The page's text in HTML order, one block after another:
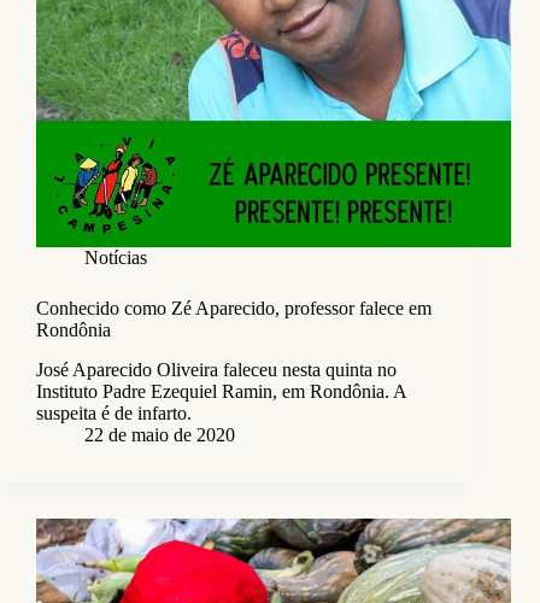
Notícias
Conhecido como Zé Aparecido, professor falece em
Rondônia
José Aparecido Oliveira faleceu nesta quinta no
Instituto Padre Ezequiel Ramin, em Rondônia. A
suspeita é de infarto.
22 de maio de 2020